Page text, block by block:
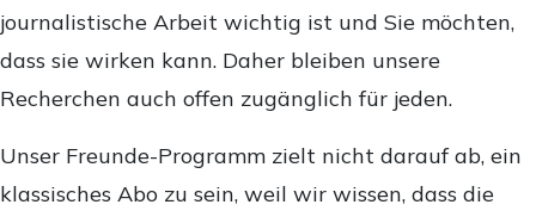
journalistische Arbeit wichtig ist und Sie möchten,
dass sie wirken kann. Daher bleiben unsere
Recherchen auch offen zugänglich für jeden.
Unser Freunde-Programm zielt nicht darauf ab, ein
klassisches Abo zu sein, weil wir wissen, dass die